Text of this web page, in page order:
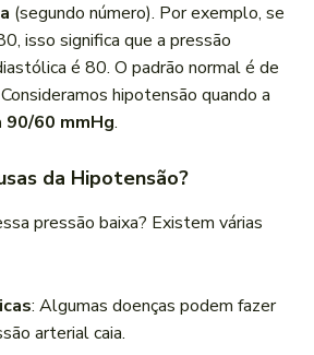
(segundo número). Por exemplo, se
isso significa que a pressão
é 80. O padrão normal é de
hipotensão quando a
90/60 mmHg.
da Hipotensão?
pressão baixa? Existem várias
: Algumas doenças podem fazer
arterial caia.